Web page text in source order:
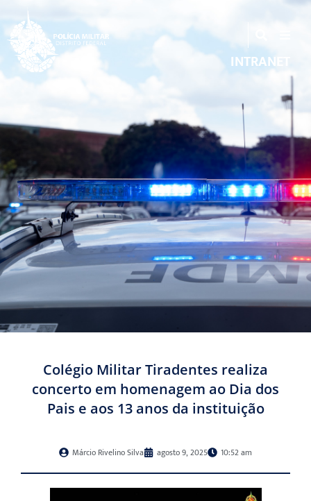
INTRANET
Colégio Militar Tiradentes realiza
concerto em homenagem ao Dia dos
Pais e aos 13 anos da instituição
Márcio Rivelino Silva agosto 9, 2025 10:52 am